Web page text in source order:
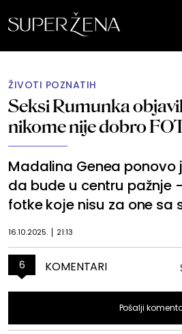
ŽIVOTI POZNATIH
Seksi Rumunka
nikome nije dobro
Madalina Genea ponovo
da bude u centru pažnje
fotke koje nisu za one sa
16.10.2025. 21:13
6 KOMENTARI
Pošalji